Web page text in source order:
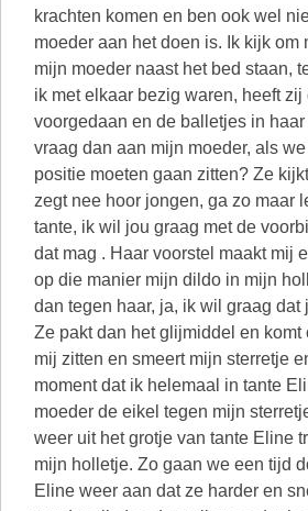
krachten komen en ben ook wel
moeder aan het doen is. Ik kijk om
mijn moeder naast het bed staan,
ik met elkaar bezig waren, heeft
voorgedaan en de balletjes in
vraag dan aan mijn moeder, als
positie moeten gaan zitten? Ze
zegt nee hoor jongen, ga zo maar
tante, ik wil jou graag met de
dat mag . Haar voorstel maakt mij
op die manier mijn dildo in mijn
dan tegen haar, ja, ik wil graag dat
Ze pakt dan het glijmiddel en komt
mij zitten en smeert mijn sterretje
moment dat ik helemaal in tante
moeder de eikel tegen mijn
weer uit het grotje van tante Eline
mijn holletje. Zo gaan we een tijd
Eline weer aan dat ze harder en